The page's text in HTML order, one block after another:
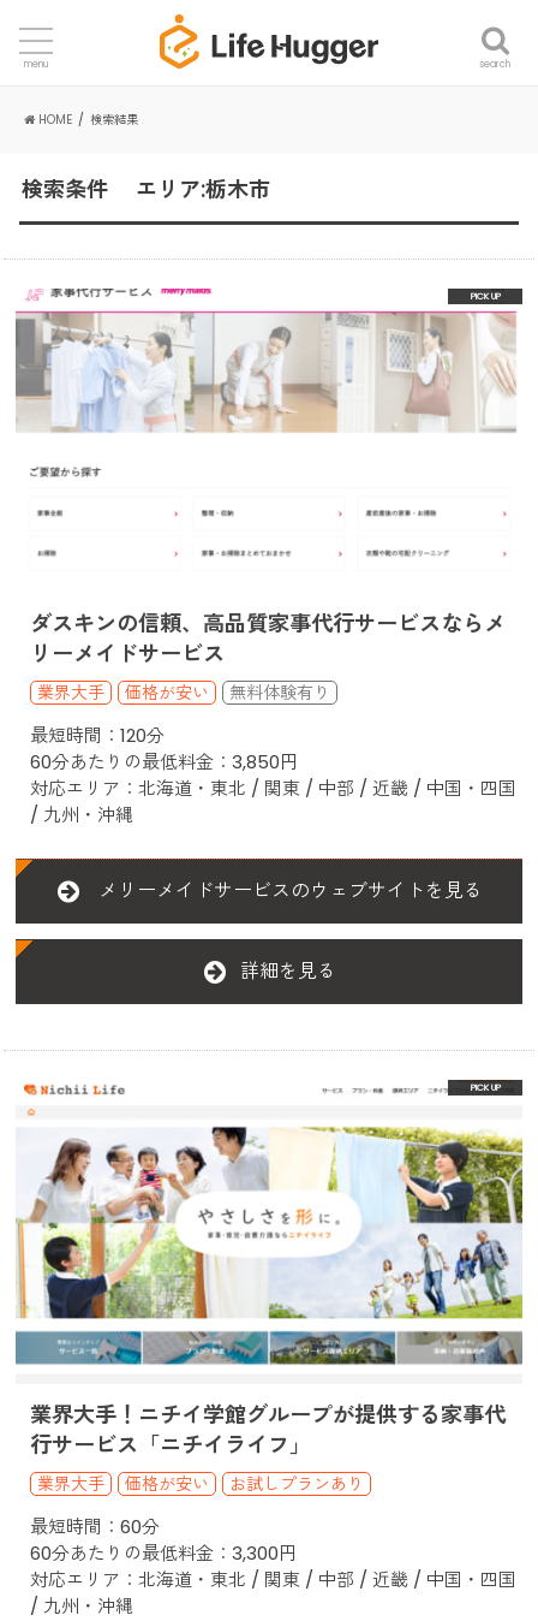
search
menu
HOME 検索結果
検索条件 エリア:栃木市
ダスキンの信頼、高品質家事代行サービスならメ
リーメイドサービス
業界大手 価格が安い
最短時間：120分
60分あたりの最低料金：3,850円
対応エリア：北海道・東北 / 関東 / 中部 / 近畿 / 中国・四国
/ 九州・沖縄
メリーメイドサービスのウェブサイトを見る
詳細を見る
業界大手！ニチイ学館グループが提供する家事代
行サービス「ニチイライフ」
業界大手 価格が安い お試しプランあり
最短時間：60分
60分あたりの最低料金：3,300円
対応エリア：北海道・東北 / 関東 / 中部 / 近畿 / 中国・四国
/ 九州・沖縄